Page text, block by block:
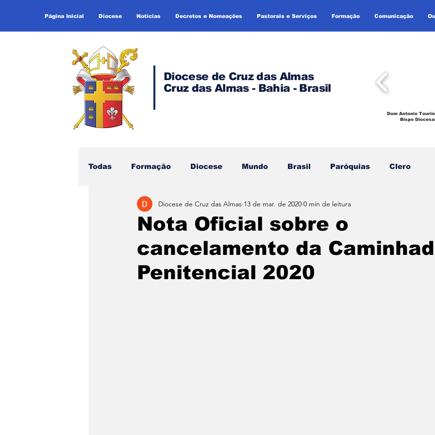
Página Inicial Diocese Notícias Decretos e Nomeações Pastorais e Serviços Formação Comunicação
Diocese de Cruz das Almas
Cruz das Almas - Bahia - Brasil
Dom Antonio
Bispo
Todas Formação Diocese Mundo Brasil Paróquias Clero
Nota Oficial sobre o
cancelamento da
Penitencial 2020
Diocese de Cruz das Almas 13 de mar. de 2020 0 min de leitura